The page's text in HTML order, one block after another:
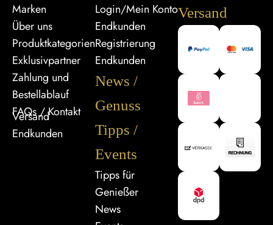
Marken
Über uns
Produktkategorien
Exklusivpartner
Zahlung und
Bestellablauf
FAQs / Kontakt
Versand
Endkunden
Login/Mein Konto
Endkunden
Registrierung
Endkunden
News /
Genuss
Tipps /
Events
Tipps für
Genießer
News
Versand